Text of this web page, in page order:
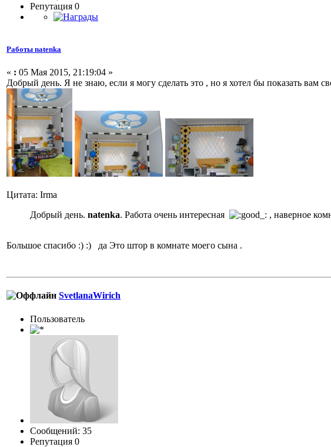
Репутация 0
Работы natenka
« : 05 Мая 2015, 21:19:04 »
Добрый день. Я не знаю, если я могу сделать это , но я хотел бы показать вам
Цитата: Irma
Добрый день. natenka. Работа очень интересная , наверное
Большое спасибо :) :) да Это штор в комнате моего сына .
SvetlanaWirich
Пользоватeль
Сообщений: 35
Репутация 0